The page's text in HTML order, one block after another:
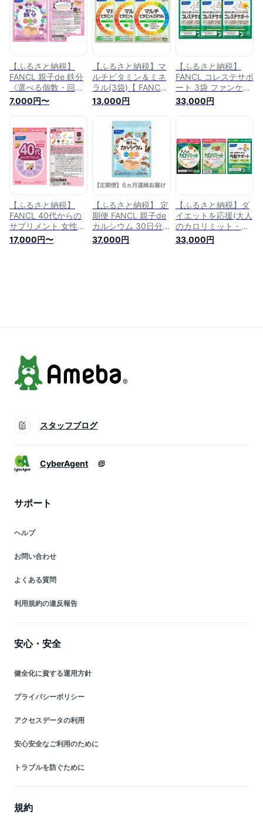
【ふるさと納税】
FANCL 親子de 鉄分
《選べる個数・回
数》 ファンケル 三
島市 静岡県
7,000円〜
【ふるさと納税】マ
ルチビタミン＆ミネ
ラル(3袋)【 FANCL
ファンケル サプリメ
ント ビタミンc 健康
食品 静岡県 三島市
13,000円
【ふるさと納税】
FANCL コレステサポ
ート 3袋 ファンケル
三島市 静岡県
33,000円
【ふるさと納税】
FANCL 40代からの
サプリメント 女性用
《選べる個数・回
数》 ファンケル 三
17,000円〜
【ふるさと納税】 定
期便 FANCL 親子de
カルシウム 30日分 ×
1袋 6ヵ月 お届け フ
ァンケル 三島市 静
37,000円
【ふるさと納税】ダ
イエットを応援(大人
のカロリミット・内
脂サポート・カロリ
ミット)【ダイエット
33,000円
スタッフブログ
CyberAgent
サポート
ヘルプ
お問い合わせ
よくある質問
利用規約の違反報告
安心・安全
健全化に資する運用方針
プライバシーポリシー
アクセスデータの利用
安心安全なご利用のために
トラブルを防ぐために
規約